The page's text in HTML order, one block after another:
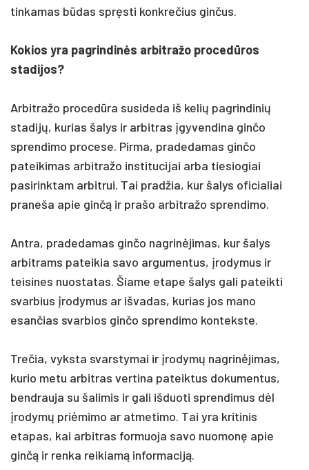
tinkamas būdas spręsti konkrečius ginčus.
Kokios yra pagrindinės arbitražo procedūros
stadijos?
Arbitražo procedūra susideda iš kelių pagrindinių
stadijų, kurias šalys ir arbitras įgyvendina ginčo
sprendimo procese. Pirma, pradedamas ginčo
pateikimas arbitražo institucijai arba tiesiogiai
pasirinktam arbitrui. Tai pradžia, kur šalys oficialiai
praneša apie ginčą ir prašo arbitražo sprendimo.
Antra, pradedamas ginčo nagrinėjimas, kur šalys
arbitrams pateikia savo argumentus, įrodymus ir
teisines nuostatas. Šiame etape šalys gali pateikti
svarbius įrodymus ar išvadas, kurias jos mano
esančias svarbios ginčo sprendimo kontekste.
Trečia, vyksta svarstymai ir įrodymų nagrinėjimas,
kurio metu arbitras vertina pateiktus dokumentus,
bendrauja su šalimis ir gali išduoti sprendimus dėl
įrodymų priėmimo ar atmetimo. Tai yra kritinis
etapas, kai arbitras formuoja savo nuomonę apie
ginčą ir renka reikiamą informaciją.